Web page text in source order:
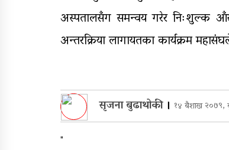
अस्पतालसँग समन्वय गरेर निःशुल्क
अन्तरक्रिया लागायतका कार्यक्रम
सृजना बुढाथोकी । १४ बैशाख २०७९,
"